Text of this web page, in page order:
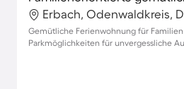
Erbach, Odenwaldkreis,
Gemütliche Ferienwohnung für
Parkmöglichkeiten für unvergessliche